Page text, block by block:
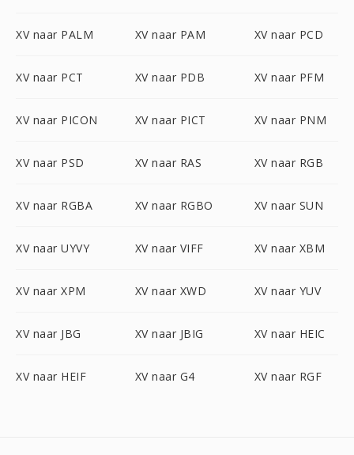
XV naar PALM XV naar PAM XV naar PCD
XV naar PCT XV naar PDB XV naar PFM
XV naar PICON XV naar PICT XV naar PNM
XV naar PSD XV naar RAS XV naar RGB
XV naar RGBA XV naar RGBO XV naar SUN
XV naar UYVY XV naar VIFF XV naar XBM
XV naar XPM XV naar XWD XV naar YUV
XV naar JBG XV naar JBIG XV naar HEIC
XV naar HEIF XV naar G4 XV naar RGF